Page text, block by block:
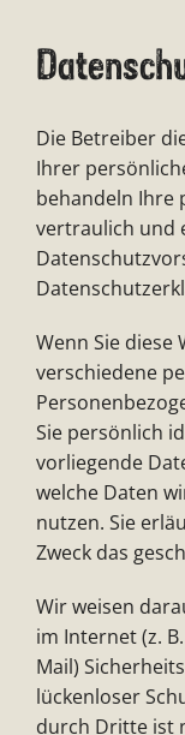
Die Betreiber
Ihrer
behandeln Ihre
vertraulich und
Wenn Sie diese
verschiedene
Sie persönlich
vorliegende
welche Daten
nutzen. Sie
Zweck das
Wir weisen
im Internet (z.
Mail)
lückenloser
durch Dritte ist